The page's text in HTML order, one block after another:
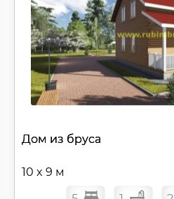
Дом из бруса
10 x 9 м